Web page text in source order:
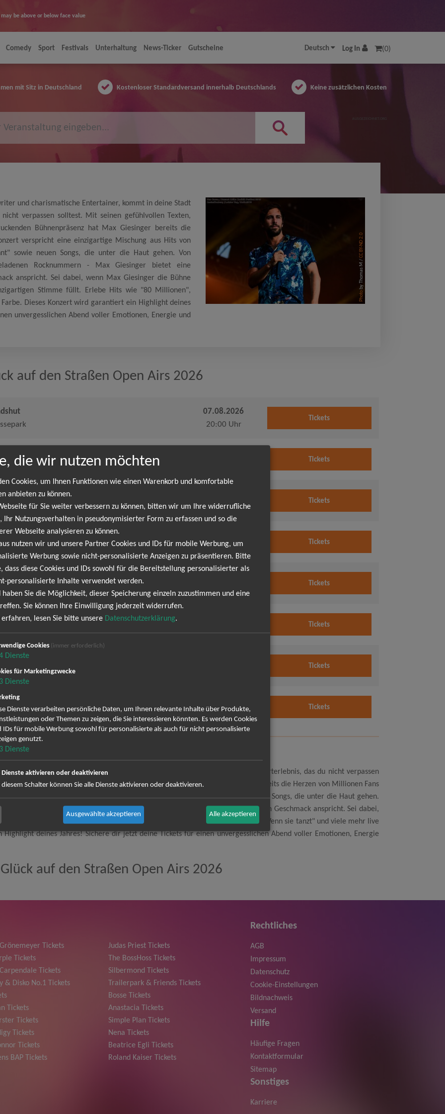
be above or below face value
Deutsch Log In (0)
Comedy Sport Festivals Unterhaltung News-Ticker Gutscheine
mit Sitz in Deutschland Kostenloser Standardversand innerhalb Deutschlands Keine zusätzlichen Kosten
und charismatische Entertainer, kommt in deine Stadt
verpassen solltest. Mit seinen gefühlvollen Texten,
Bühnenpräsenz hat Max Giesinger bereits die
verspricht eine einzigartige Mischung aus Hits von
sowie neuen Songs, die unter die Haut gehen. Von
Rocknummern - Max Giesinger bietet eine
anspricht. Sei dabei, wenn Max Giesinger die Bühne
Stimme füllt. Erlebe Hits wie "80 Millionen",
Dieses Konzert wird garantiert ein Highlight deines
unvergesslichen Abend voller Emotionen, Energie und
Photo
by Thomas M /
CC BY-ND 2.0
auf den Straßen Open Airs 2026
07.08.2026
20:00 Uhr
Tickets
Mühlenwerke
Tickets
20:00 Uhr
Tickets
- Landskron
20:00 Uhr
Tickets
- Langenbach
20:00 Uhr
Tickets
Walbeck Geldern
20:00 Uhr
Tickets
Air Gelände Stadthalle Bremerhaven
Tickets
Festival Freilichtbühne
19:00 Uhr
Tickets
und charismatische Entertainer, kommt in deine Stadt und verspricht ein Konzerterlebnis, das du nicht verpassen
Melodien und einer beeindruckenden Bühnenpräsenz hat Max Giesinger bereits die Herzen von Millionen Fans
aus Hits von seinem Erfolgsalbum "Der Junge, der rennt" sowie neuen Songs, die unter die Haut gehen.
Rocknummern - Max Giesinger bietet eine musikalische Bandbreite, die jeden Geschmack anspricht. Sei dabei,
mit seiner einzigartigen Stimme füllt. Erlebe Hits wie "80 Millionen", "Wenn sie tanzt" und viele mehr live
deines Jahres! Sichere dir jetzt deine Tickets für einen unvergesslichen Abend voller Emotionen, Energie
Glück auf den Straßen Open Airs 2026
Tickets
Tickets
Tickets
& Disko No.1 Tickets
Tickets
Tickets
Tickets
Tickets
BAP Tickets
Judas Priest Tickets
The BossHoss Tickets
Silbermond Tickets
Trailerpark & Friends Tickets
Bosse Tickets
Anastacia Tickets
Simple Plan Tickets
Nena Tickets
Beatrice Egli Tickets
Roland Kaiser Tickets
Rechtliches
AGB
Impressum
Datenschutz
Cookie-Einstellungen
Bildnachweis
Versand
Hilfe
Häufige Fragen
Kontaktformular
Sitemap
Sonstiges
Karriere
die wir nutzen möchten
Cookies, um Ihnen Funktionen wie einen Warenkorb und komfortable
anbieten zu können.
für Sie weiter verbessern zu können, bitten wir um Ihre widerrufliche
Ihr Nutzungsverhalten in pseudonymisierter Form zu erfassen und so die
Webseite analysieren zu können.
nutzen wir und unsere Partner Cookies und IDs für mobile Werbung, um
Werbung sowie nicht-personalisierte Anzeigen zu präsentieren. Bitte
dass diese Cookies und IDs sowohl für die Bereitstellung personalisierter als
personalisierte Inhalte verwendet werden.
haben Sie die Möglichkeit, dieser Speicherung einzeln zuzustimmen und eine
Sie können Ihre Einwilligung jederzeit widerrufen.
lesen Sie bitte unsere Datenschutzerklärung.
Cookies (immer erforderlich)
Dienste
für Marketingzwecke
3 Dienste
Dienste verarbeiten persönliche Daten, um Ihnen relevante Inhalte über Produkte,
oder Themen zu zeigen, die Sie interessieren könnten. Es werden Cookies
IDs für mobile Werbung sowohl für personalisierte als auch für nicht personalisierte
genutzt.
3 Dienste
Dienste aktivieren oder deaktivieren
Schalter können Sie alle Dienste aktivieren oder deaktivieren.
Ausgewählte akzeptieren Alle akzeptieren